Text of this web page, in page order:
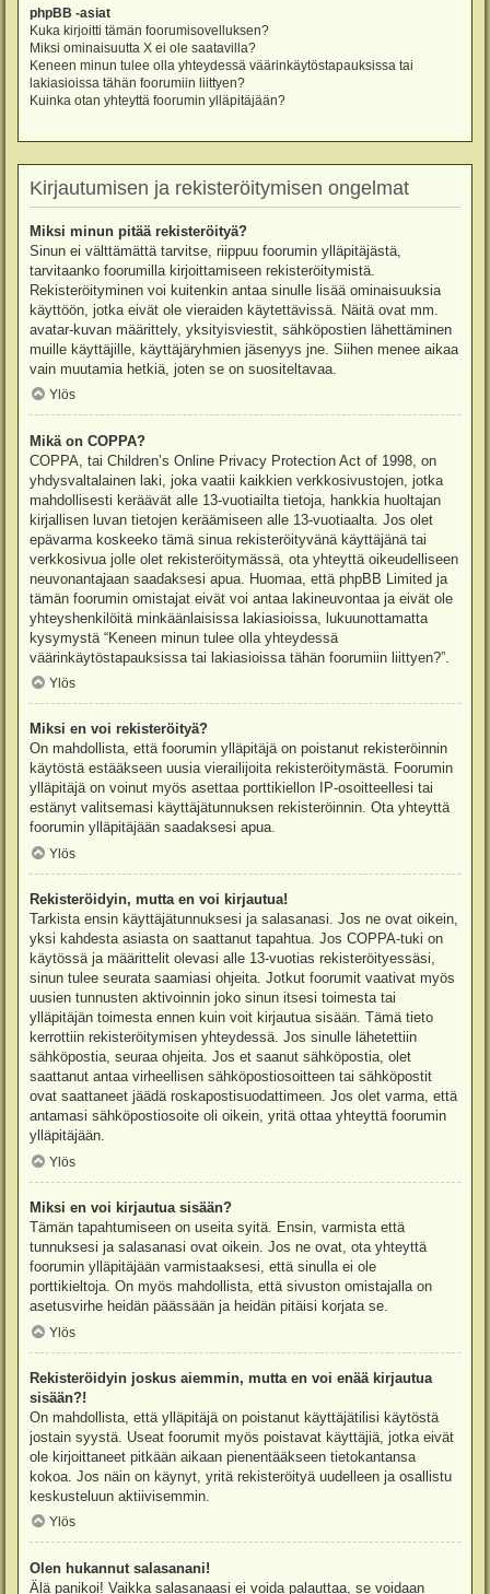
phpBB -asiat
Kuka kirjoitti tämän foorumisovelluksen?
Miksi ominaisuutta X ei ole saatavilla?
Keneen minun tulee olla yhteydessä väärinkäytöstapauksissa tai
lakiasioissa tähän foorumiin liittyen?
Kuinka otan yhteyttä foorumin ylläpitäjään?
Kirjautumisen ja rekisteröitymisen ongelmat
Miksi minun pitää rekisteröityä?
Sinun ei välttämättä tarvitse, riippuu foorumin ylläpitäjästä,
tarvitaanko foorumilla kirjoittamiseen rekisteröitymistä.
Rekisteröityminen voi kuitenkin antaa sinulle lisää ominaisuuksia
käyttöön, jotka eivät ole vieraiden käytettävissä. Näitä ovat mm.
avatar-kuvan määrittely, yksityisviestit, sähköpostien lähettäminen
muille käyttäjille, käyttäjäryhmien jäsenyys jne. Siihen menee aikaa
vain muutamia hetkiä, joten se on suositeltavaa.
Ylös
Mikä on COPPA?
COPPA, tai Children’s Online Privacy Protection Act of 1998, on
yhdysvaltalainen laki, joka vaatii kaikkien verkkosivustojen, jotka
mahdollisesti keräävät alle 13-vuotiailta tietoja, hankkia huoltajan
kirjallisen luvan tietojen keräämiseen alle 13-vuotiaalta. Jos olet
epävarma koskeeko tämä sinua rekisteröityvänä käyttäjänä tai
verkkosivua jolle olet rekisteröitymässä, ota yhteyttä oikeudelliseen
neuvonantajaan saadaksesi apua. Huomaa, että phpBB Limited ja
tämän foorumin omistajat eivät voi antaa lakineuvontaa ja eivät ole
yhteyshenkilöitä minkäänlaisissa lakiasioissa, lukuunottamatta
kysymystä “Keneen minun tulee olla yhteydessä
väärinkäytöstapauksissa tai lakiasioissa tähän foorumiin liittyen?”.
Ylös
Miksi en voi rekisteröityä?
On mahdollista, että foorumin ylläpitäjä on poistanut rekisteröinnin
käytöstä estääkseen uusia vierailijoita rekisteröitymästä. Foorumin
ylläpitäjä on voinut myös asettaa porttikiellon IP-osoitteellesi tai
estänyt valitsemasi käyttäjätunnuksen rekisteröinnin. Ota yhteyttä
foorumin ylläpitäjään saadaksesi apua.
Ylös
Rekisteröidyin, mutta en voi kirjautua!
Tarkista ensin käyttäjätunnuksesi ja salasanasi. Jos ne ovat oikein,
yksi kahdesta asiasta on saattanut tapahtua. Jos COPPA-tuki on
käytössä ja määrittelit olevasi alle 13-vuotias rekisteröityessäsi,
sinun tulee seurata saamiasi ohjeita. Jotkut foorumit vaativat myös
uusien tunnusten aktivoinnin joko sinun itsesi toimesta tai
ylläpitäjän toimesta ennen kuin voit kirjautua sisään. Tämä tieto
kerrottiin rekisteröitymisen yhteydessä. Jos sinulle lähetettiin
sähköpostia, seuraa ohjeita. Jos et saanut sähköpostia, olet
saattanut antaa virheellisen sähköpostiosoitteen tai sähköpostit
ovat saattaneet jäädä roskapostisuodattimeen. Jos olet varma, että
antamasi sähköpostiosoite oli oikein, yritä ottaa yhteyttä foorumin
ylläpitäjään.
Ylös
Miksi en voi kirjautua sisään?
Tämän tapahtumiseen on useita syitä. Ensin, varmista että
tunnuksesi ja salasanasi ovat oikein. Jos ne ovat, ota yhteyttä
foorumin ylläpitäjään varmistaaksesi, että sinulla ei ole
porttikieltoja. On myös mahdollista, että sivuston omistajalla on
asetusvirhe heidän päässään ja heidän pitäisi korjata se.
Ylös
Rekisteröidyin joskus aiemmin, mutta en voi enää kirjautua
sisään?!
On mahdollista, että ylläpitäjä on poistanut käyttäjätilisi käytöstä
jostain syystä. Useat foorumit myös poistavat käyttäjiä, jotka eivät
ole kirjoittaneet pitkään aikaan pienentääkseen tietokantansa
kokoa. Jos näin on käynyt, yritä rekisteröityä uudelleen ja osallistu
keskusteluun aktiivisemmin.
Ylös
Olen hukannut salasanani!
Älä panikoi! Vaikka salasanaasi ei voida palauttaa, se voidaan